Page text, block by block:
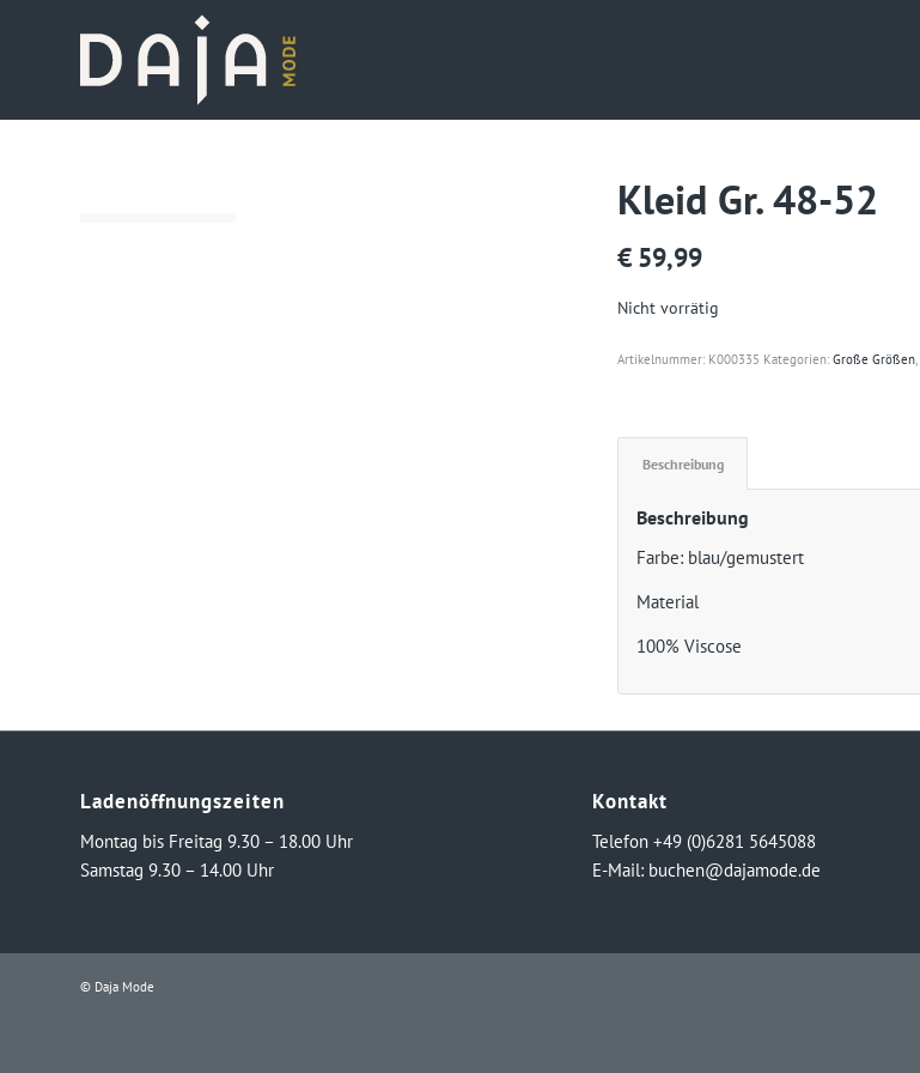
Kleid Gr. 48-52
€ 59,99
Nicht vorrätig
Artikelnummer: K000335 Kategorien:Große Größen,
Beschreibung
Beschreibung
Farbe: blau/gemustert
Material
100% Viscose
Ladenöffnungszeiten
Montag bis Freitag 9.30 – 18.00 Uhr
Samstag 9.30 – 14.00 Uhr
Kontakt
Telefon +49 (0)6281 5645088
E-Mail: buchen@dajamode.de
© Daja Mode